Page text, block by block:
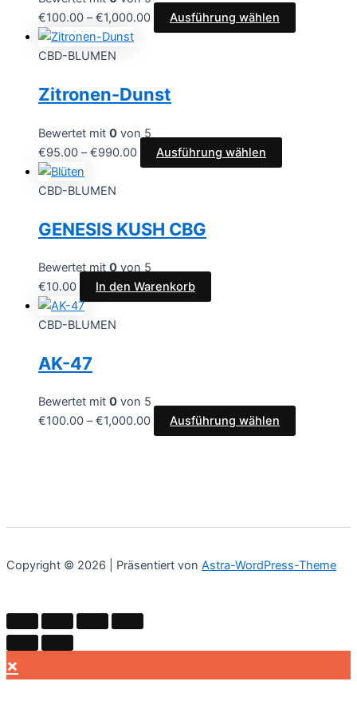
€100.00 –€1,000.00 Ausführung wählen
CBD-BLUMEN
Zitronen-Dunst
Bewertet mit 0 von 5
€95.00 –€990.00 Ausführung wählen
CBD-BLUMEN
GENESIS KUSH CBG
Bewertet mit 0 von 5
€10.00 In den Warenkorb
CBD-BLUMEN
AK-47
Bewertet mit 0 von 5
€100.00 –€1,000.00 Ausführung wählen
Copyright © 2026 | Präsentiert von Astra-WordPress-Theme
×